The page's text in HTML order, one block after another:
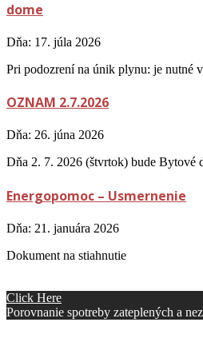
dome
Dňa: 17. júla 2026
Pri podozrení na únik plynu: je nutné
OZNAM 2.7.2026
Dňa: 26. júna 2026
Dňa 2. 7. 2026 (štvrtok) bude Bytové
Energopomoc – Usmernenie
Dňa: 21. januára 2026
Dokument na stiahnutie
Click Here
Porovnanie spotreby zateplených a